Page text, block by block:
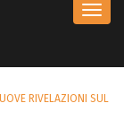
RIVELAZIONI SUL